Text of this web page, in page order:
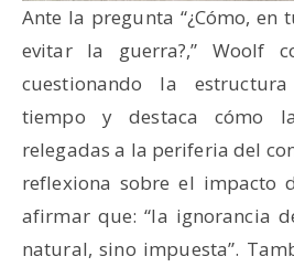
Ante la pregunta “¿Cómo, en
evitar la guerra?,” Woolf
cuestionando la
tiempo y destaca cómo
relegadas a la periferia del
reflexiona sobre el impacto
afirmar que: “la ignorancia
natural, sino impuesta”.